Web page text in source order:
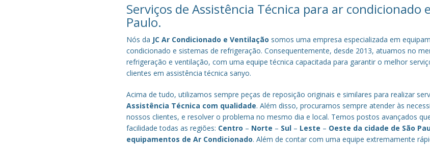
Serviços de Assistência Técnica para ar condicionado
Paulo.
Nós da JC Ar Condicionado e Ventilação somos uma empresa especializada em
condicionado e sistemas de refrigeração. Consequentemente, desde 2013, atuamos no
refrigeração e ventilação, com uma equipe técnica capacitada para garantir o melhor
clientes em assistência técnica sanyo.
Acima de tudo, utilizamos sempre peças de reposição originais e similares para realizar
Assistência Técnica com qualidade. Além disso, procuramos sempre atender às
nossos clientes, e resolver o problema no mesmo dia e local. Temos postos avançados
facilidade todas as regiões: Centro – Norte – Sul – Leste – Oeste da cidade de São
equipamentos de Ar Condicionado. Além de contar com uma equipe extremamente